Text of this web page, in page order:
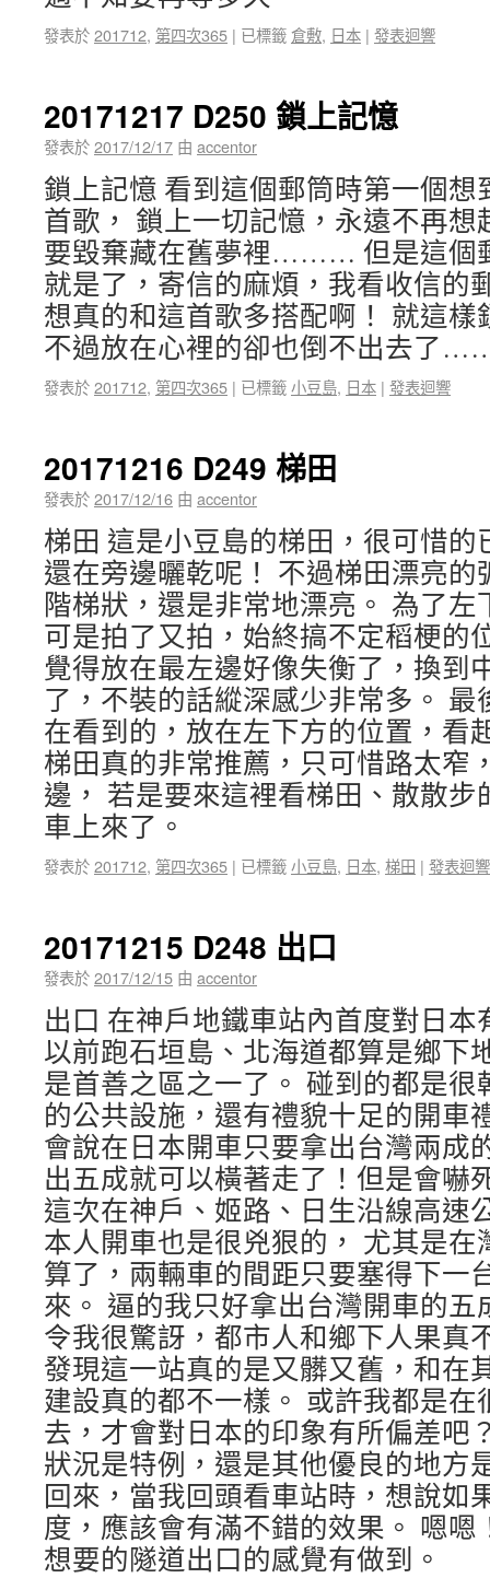
發表於201712, 第四次365 | 已標籤倉敷, 日本 | 發表迴響
20171217 D250 鎖上記憶
發表於2017/12/17 由 accentor
鎖上記憶 看到這個郵筒時第一個
首歌， 鎖上一切記憶，永遠不再
要毀棄藏在舊夢裡……… 但是這個
就是了，寄信的麻煩，我看收信的
想真的和這首歌多搭配啊！ 就這
不過放在心裡的卻也倒不出去了
發表於201712, 第四次365 | 已標籤小豆島, 日本 | 發表迴響
20171216 D249 梯田
發表於2017/12/16 由 accentor
梯田 這是小豆島的梯田，很可惜
還在旁邊曬乾呢！ 不過梯田漂亮
階梯狀，還是非常地漂亮。 為了
可是拍了又拍，始終搞不定稻梗的
覺得放在最左邊好像失衡了，換到
了，不裝的話縱深感少非常多。
在看到的，放在左下方的位置，看
梯田真的非常推薦，只可惜路太窄
邊， 若是要來這裡看梯田、散散
車上來了。
發表於201712, 第四次365 | 已標籤小豆島, 日本, 梯田 | 發表迴響
20171215 D248 出口
發表於2017/12/15 由 accentor
出口 在神戶地鐵車站內首度對日
以前跑石垣島、北海道都算是鄉下
是首善之區之一了。 碰到的都是
的公共設施，還有禮貌十足的開車
會說在日本開車只要拿出台灣兩成
出五成就可以橫著走了！但是會嚇
這次在神戶、姬路、日生沿線高速
本人開車也是很兇狠的， 尤其是
算了，兩輛車的間距只要塞得下一
來。 逼的我只好拿出台灣開車的
令我很驚訝，都市人和鄉下人果真
發現這一站真的是又髒又舊，和在
建設真的都不一樣。 或許我都是
去，才會對日本的印象有所偏差吧
狀況是特例，還是其他優良的地方
回來，當我回頭看車站時，想說如
度，應該會有滿不錯的效果。 嗯
想要的隧道出口的感覺有做到。